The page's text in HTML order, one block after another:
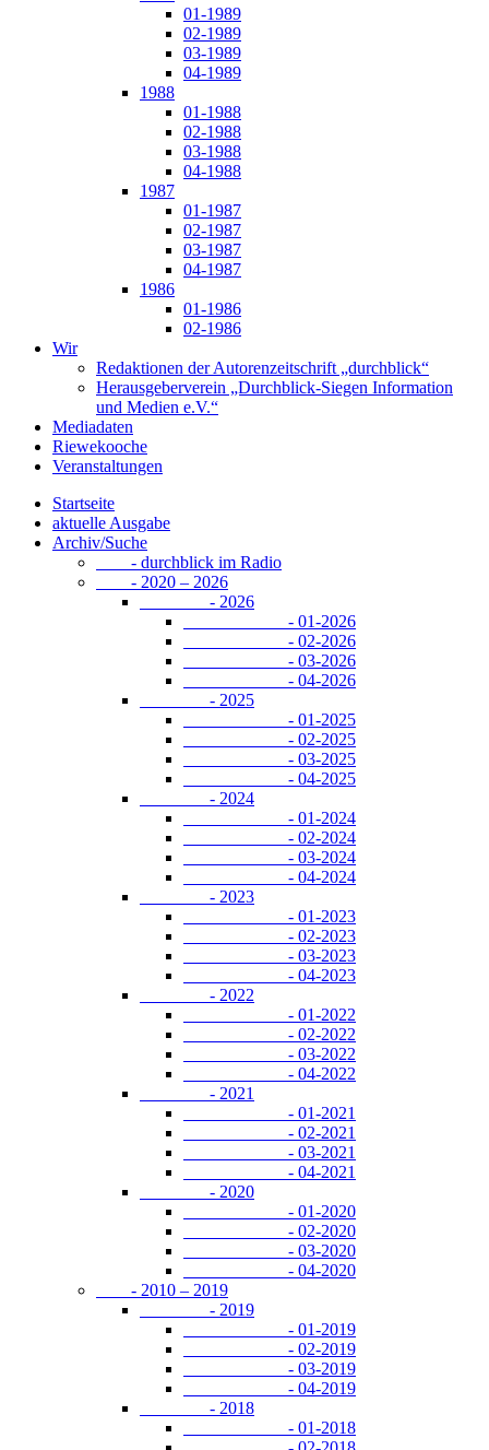
01-1989
02-1989
03-1989
04-1989
1988
01-1988
02-1988
03-1988
04-1988
1987
01-1987
02-1987
03-1987
04-1987
1986
01-1986
02-1986
Wir
Redaktionen der Autorenzeitschrift „durchblick“
Herausgeberverein „Durchblick-Siegen Information
und Medien e.V.“
Mediadaten
Riewekooche
Veranstaltungen
Startseite
aktuelle Ausgabe
Archiv/Suche
- durchblick im Radio
- 2020 – 2026
- 2026
- 01-2026
- 02-2026
- 03-2026
- 04-2026
- 2025
- 01-2025
- 02-2025
- 03-2025
- 04-2025
- 2024
- 01-2024
- 02-2024
- 03-2024
- 04-2024
- 2023
- 01-2023
- 02-2023
- 03-2023
- 04-2023
- 2022
- 01-2022
- 02-2022
- 03-2022
- 04-2022
- 2021
- 01-2021
- 02-2021
- 03-2021
- 04-2021
- 2020
- 01-2020
- 02-2020
- 03-2020
- 04-2020
- 2010 – 2019
- 2019
- 01-2019
- 02-2019
- 03-2019
- 04-2019
- 2018
- 01-2018